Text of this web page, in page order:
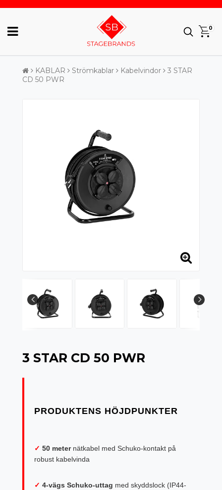
0
KABLAR Strömkablar Kabelvindor
3 STAR
CD 50 PWR
3 STAR CD 50 PWR
✓ 50 meternätkabel med Schuko-kontakt på
robust kabelvinda
✓ 4-vägs Schuko-uttag med skyddslock (IP44-